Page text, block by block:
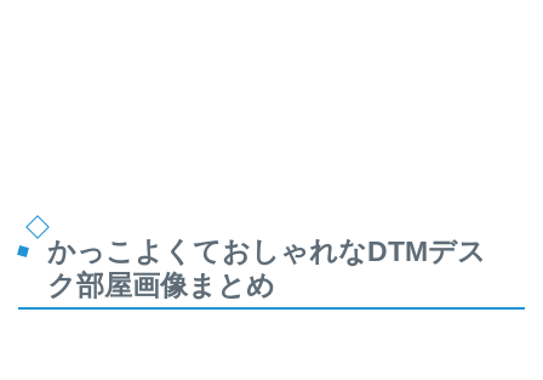
かっこよくておしゃれなDTMデス
ク部屋画像まとめ